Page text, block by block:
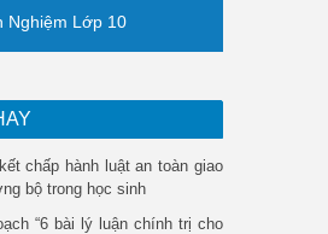
Nghiệm Lớp 10
chấp hành luật an toàn giao
bộ trong học sinh
“6 bài lý luận chính trị cho